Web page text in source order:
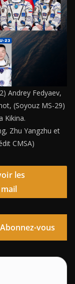
Andrey Fedyaev,
(Soyouz MS-29)
Kikina.
Zhu Yangzhu et
CMSA)
les
Abonnez-vous